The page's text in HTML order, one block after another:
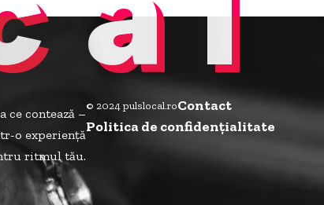
ce contează –
o experiență
ritmul tău.
© 2024 pulslocal.roContact
Politica de confidenţialitate